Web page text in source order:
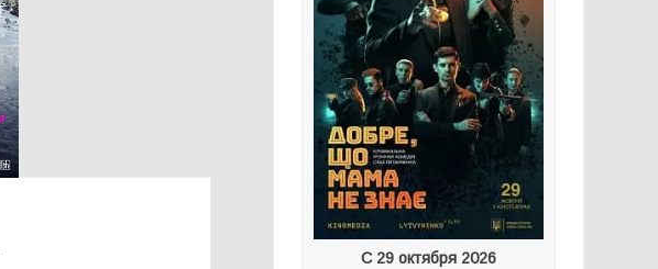
С 29 октября 2026